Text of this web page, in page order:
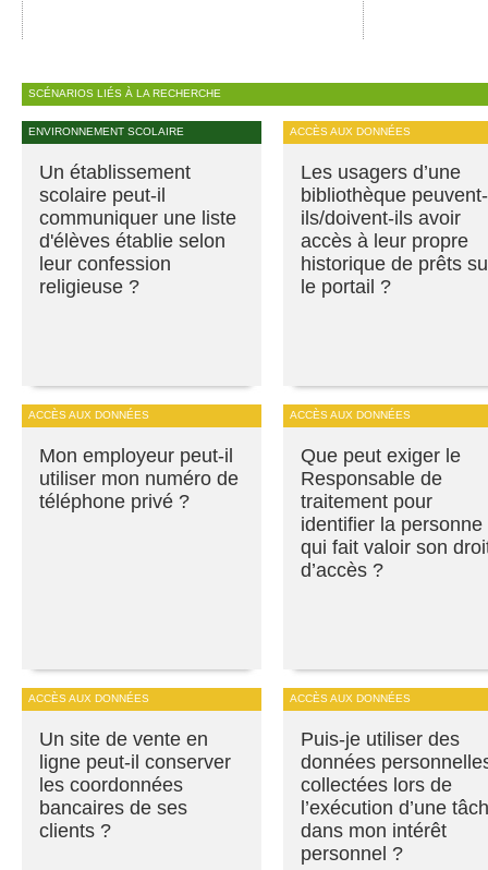
SCÉNARIOS LIÉS À LA RECHERCHE
ENVIRONNEMENT SCOLAIRE
Un établissement
scolaire peut-il
communiquer une liste
d'élèves établie selon
leur confession
religieuse ?
ACCÈS AUX DONNÉES
Les usagers d’une
bibliothèque peuvent-
ils/doivent-ils avoir
accès à leur propre
historique de prêts
le portail ?
ACCÈS AUX DONNÉES
Mon employeur peut-il
utiliser mon numéro de
téléphone privé ?
ACCÈS AUX DONNÉES
Que peut exiger le
Responsable de
traitement pour
identifier la personne
qui fait valoir son
d’accès ?
ACCÈS AUX DONNÉES
Un site de vente en
ligne peut-il conserver
les coordonnées
bancaires de ses
clients ?
ACCÈS AUX DONNÉES
Puis-je utiliser des
données
collectées lors de
l’exécution d’une
dans mon intérêt
personnel ?